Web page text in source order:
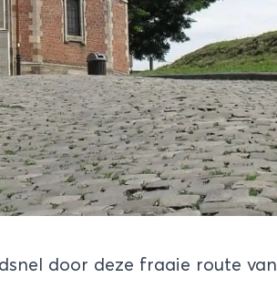
door deze fraaie route van